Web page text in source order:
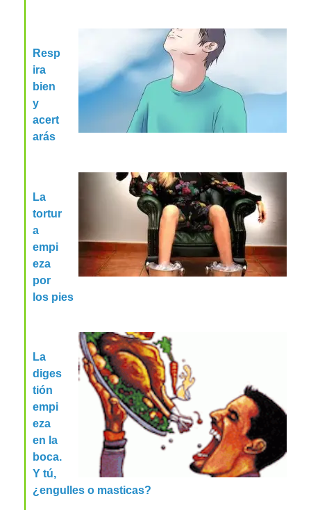
Resp
ira
bien
y
acert
arás
La
tortur
a
empi
eza
por
los pies
La
diges
tión
empi
eza
en la
boca.
Y tú,
¿engulles o masticas?